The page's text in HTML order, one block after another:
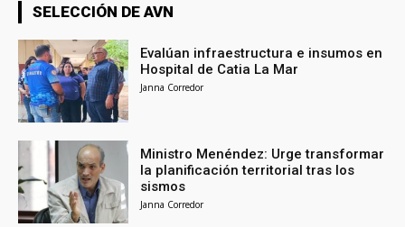
SELECCIÓN DE AVN
Evalúan infraestructura e insumos en
Hospital de Catia La Mar
Janna Corredor
Ministro Menéndez: Urge transformar
la planificación territorial tras los
sismos
Janna Corredor